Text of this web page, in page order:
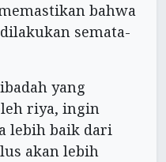
bahwa
semata-
yang
riya, ingin
lebih baik dari
akan lebih